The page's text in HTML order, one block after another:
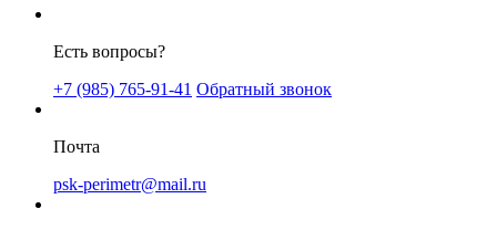
Есть вопросы?
+7 (985) 765-91-41 Обратный звонок
Почта
psk-perimetr@mail.ru